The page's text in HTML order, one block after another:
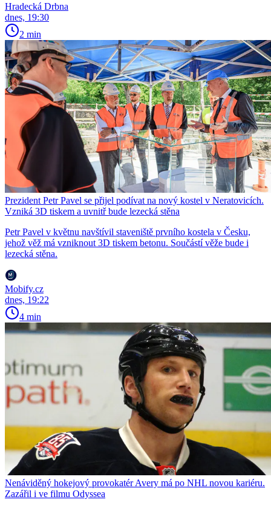
Hradecká Drbna
dnes, 19:30
2 min
Prezident Petr Pavel se přijel podívat na nový kostel v Neratovicích.
Vzniká 3D tiskem a uvnitř bude lezecká stěna
Petr Pavel v květnu navštívil staveniště prvního kostela v Česku,
jehož věž má vzniknout 3D tiskem betonu. Součástí věže bude i
lezecká stěna.
Mobify.cz
dnes, 19:22
4 min
Nenáviděný hokejový provokatér Avery má po NHL novou kariéru.
Zazářil i ve filmu Odyssea